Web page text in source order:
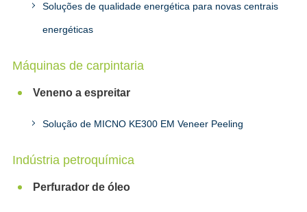
Soluções de qualidade energética para novas centrais
energéticas
Máquinas de carpintaria
Veneno a espreitar
Solução de MICNO KE300 EM Veneer Peeling
Indústria petroquímica
Perfurador de óleo